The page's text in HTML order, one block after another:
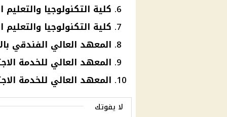
كلية التكنولوجيا
كلية التكنولوجيا
المعهد العالي الفندقي
المعهد العالي للخدمة
المعهد العالي للخدمة
لا يفوتك